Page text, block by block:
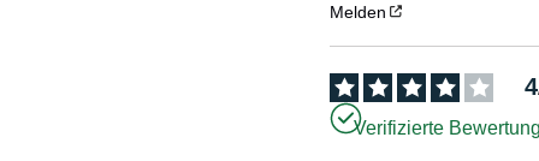
Melden
4
Verifizierte